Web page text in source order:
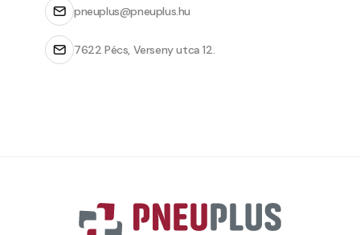
pneuplus@pneuplus.hu
7622 Pécs, Verseny utca 12.